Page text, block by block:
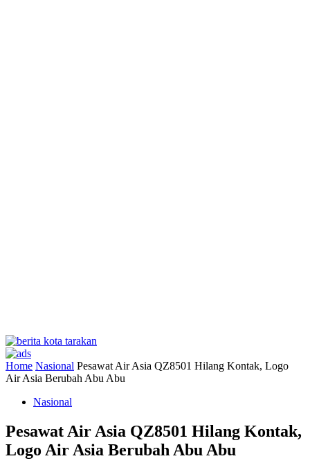
Home Nasional Pesawat Air Asia QZ8501 Hilang Kontak, Logo
Air Asia Berubah Abu Abu
Nasional
Pesawat Air Asia QZ8501 Hilang Kontak,
Logo Air Asia Berubah Abu Abu